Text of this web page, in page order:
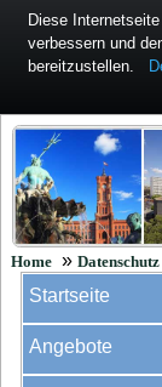
Home » Datenschutz
Startseite
Angebote
Diese
verbessern und
bereitzustellen.